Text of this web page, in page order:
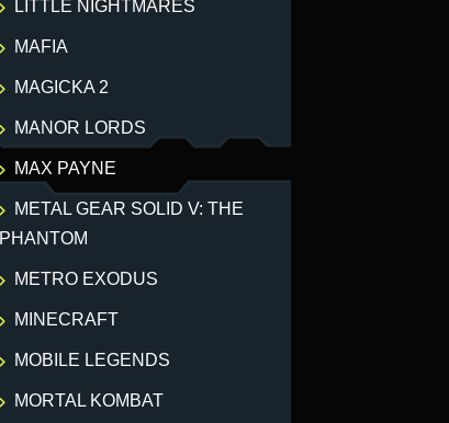
LITTLE NIGHTMARES
MAFIA
MAGICKA 2
MANOR LORDS
MAX PAYNE
METAL GEAR SOLID V: THE
PHANTOM
METRO EXODUS
MINECRAFT
MOBILE LEGENDS
MORTAL KOMBAT